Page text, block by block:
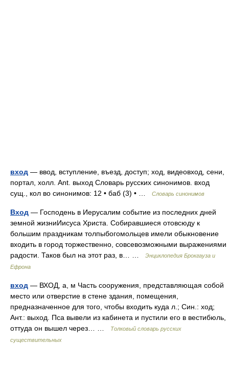
вход — ввод, вступление, въезд, доступ; ход, видеовход, сени,
портал, холл. Ant. выход Словарь русских синонимов. вход
сущ., кол во синонимов: 12 • баб (3) • …
Словарь синонимов
Вход — Господень в Иерусалим событие из последних дней
земной жизниИисуса Христа. Собиравшиеся отовсюду к
большим праздникам толпыбогомольцев имели обыкновение
входить в город торжественно, совсевозможными выражениями
радости. Таков был на этот раз, в… …
Энциклопедия Брокгауза и
Ефрона
вход — ВХОД, а, м Часть сооружения, представляющая собой
место или отверстие в стене здания, помещения,
предназначенное для того, чтобы входить куда л.; Син.: ход;
Ант.: выход. Пса вывели из кабинета и пустили его в вестибюль,
оттуда он вышел через… …
Толковый словарь русских
существительных